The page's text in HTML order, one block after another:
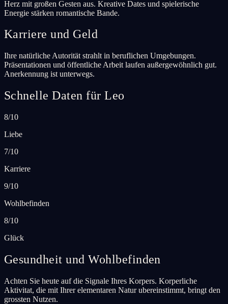
Herz mit großen Gesten aus. Kreative Dates und spielerische
Energie stärken romantische Bande.
Karriere und Geld
Ihre natürliche Autorität strahlt in beruflichen Umgebungen.
Präsentationen und öffentliche Arbeit laufen außergewöhnlich gut.
Anerkennung ist unterwegs.
Schnelle Daten für Leo
8/10
Liebe
7/10
Karriere
9/10
Wohlbefinden
8/10
Glück
Gesundheit und Wohlbefinden
Achten Sie heute auf die Signale Ihres Korpers. Korperliche
Aktivitat, die mit Ihrer elementaren Natur ubereinstimmt, bringt den
grossten Nutzen.